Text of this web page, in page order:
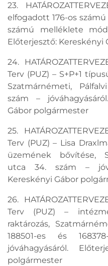
23.
elfogadott 176-os
számú melléklete
Előterjesztő: Kereskényi
24.
Terv (PUZ) – S+P+1
Szatmárnémeti,
szám –
Gábor polgármester
25.
Terv (PUZ) – Lisa
üzemének bővítése,
utca 34. szám –
Kereskényi Gábor
26.
Terv (PUZ) –
raktározás,
188501-es és
jóváhagyásáról.
polgármester